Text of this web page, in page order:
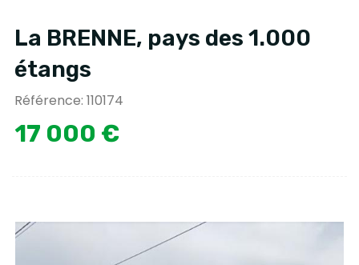
La BRENNE, pays des 1.000
étangs
Référence: 110174
17 000 €